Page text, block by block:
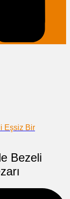
Eşsiz Bir
Bezeli